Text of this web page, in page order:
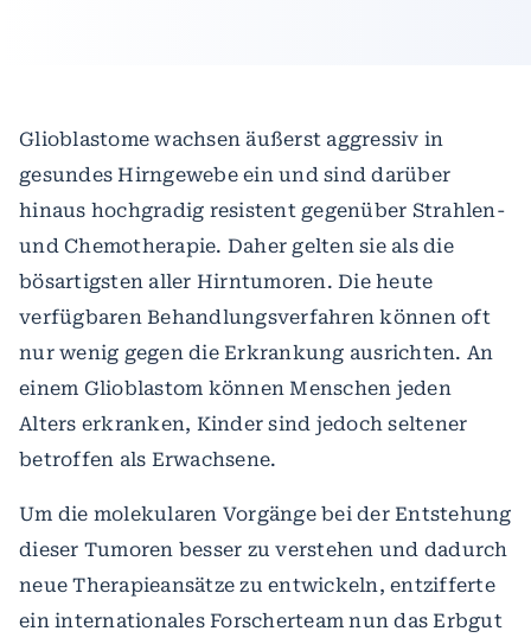
Glioblastome wachsen äußerst aggressiv in
gesundes Hirngewebe ein und sind darüber
hinaus hochgradig resistent gegenüber Strahlen-
und Chemotherapie. Daher gelten sie als die
bösartigsten aller Hirntumoren. Die heute
verfügbaren Behandlungsverfahren können oft
nur wenig gegen die Erkrankung ausrichten. An
einem Glioblastom können Menschen jeden
Alters erkranken, Kinder sind jedoch seltener
betroffen als Erwachsene.
Um die molekularen Vorgänge bei der Entstehung
dieser Tumoren besser zu verstehen und dadurch
neue Therapieansätze zu entwickeln, entzifferte
ein internationales Forscherteam nun das Erbgut